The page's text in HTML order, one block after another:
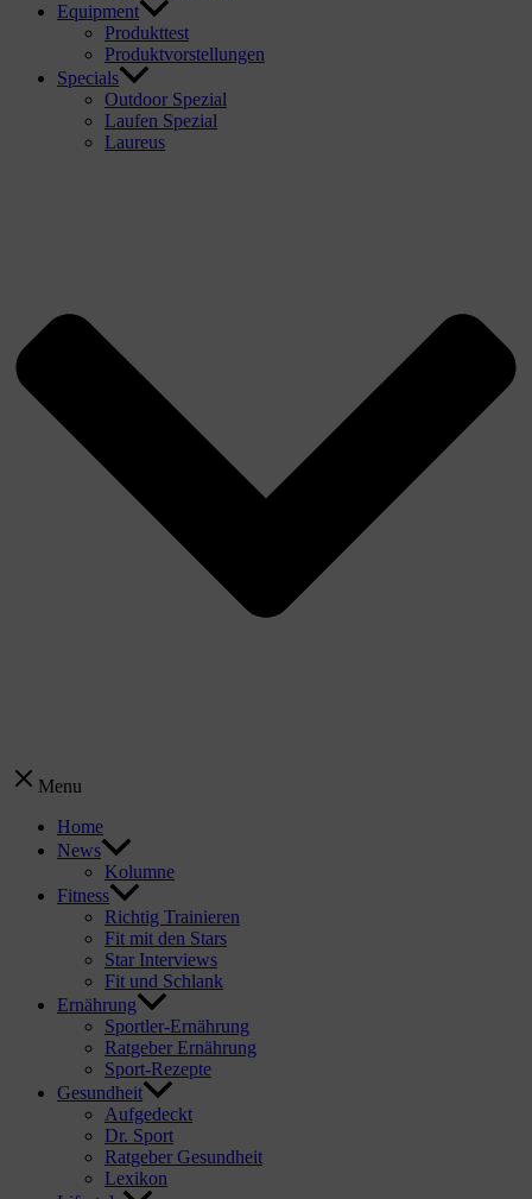
Equipment
Produkttest
Produktvorstellungen
Specials
Outdoor Spezial
Laufen Spezial
Laureus
Menu
Home
News
Kolumne
Fitness
Richtig Trainieren
Fit mit den Stars
Star Interviews
Fit und Schlank
Ernährung
Sportler-Ernährung
Ratgeber Ernährung
Sport-Rezepte
Gesundheit
Aufgedeckt
Dr. Sport
Ratgeber Gesundheit
Lexikon